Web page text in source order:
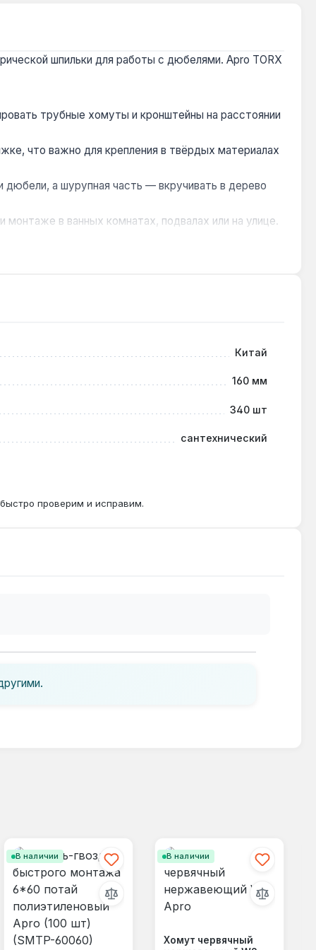
шпильки для работы с дюбелями. Apro TORX
трубные хомуты и кронштейны на расстоянии
что важно для крепления в твёрдых материалах
дюбели, а шурупная часть — вкручивать в дерево
в ванных комнатах, подвалах или на улице.
и трубных хомутов. Производство — Китай.
предварительное сверление
детали между двумя гайками — как на шпильке.
Китай
160 мм
340 шт
сантехнический
проверим и исправим.
В наличии В наличии
Хомут червячный